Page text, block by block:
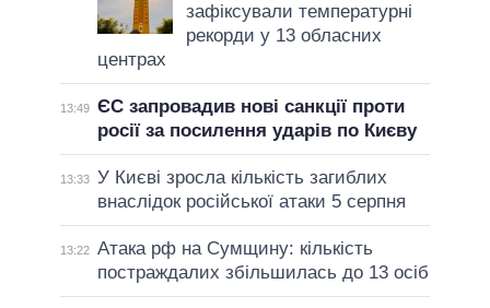
зафіксували температурні
рекорди у 13 обласних
центрах
13:49 ЄС запровадив нові санкції проти
росії за посилення ударів по Києву
13:33 У Києві зросла кількість загиблих
внаслідок російської атаки 5 серпня
13:22 Атака рф на Сумщину: кількість
постраждалих збільшилась до 13 осіб